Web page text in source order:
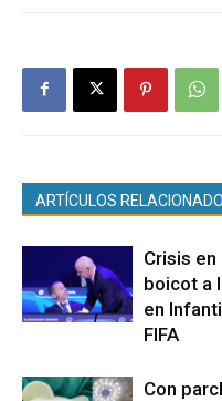
ARTÍCULOS
Crisis en
boicot a
en
FIFA
Con